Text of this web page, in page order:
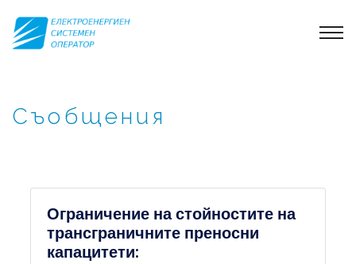
Съобщения
Ограничение на стойностите на
трансграничните преносни
капацитети: